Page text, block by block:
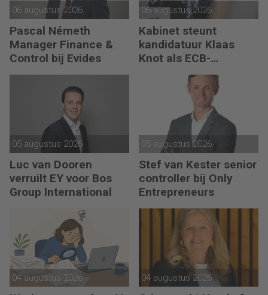
06 augustus 2026
Pascal Németh
Manager Finance &
Control bij Evides
06 augustus 2026
Kabinet steunt
kandidatuur Klaas
Knot als ECB-
05 augustus 2026
Luc van Dooren
verruilt EY voor Bos
Group International
05 augustus 2026
Stef van Kester senior
controller bij Only
Entrepreneurs
04 augustus 2026 04 augustus 2026